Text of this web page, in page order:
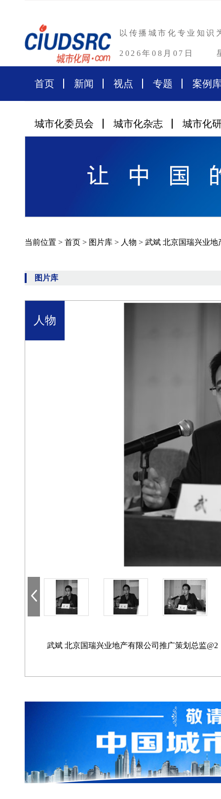
以传播城市化专业知识
2026年08月07日
首页 新闻 视点 专题 案例
城市化委员会 城市化杂志 城市化
当前位置 > 首页 > 图片库 > 人物 > 武斌 北京国瑞兴业
图片库
人物
武斌 北京国瑞兴业地产有限公司推广策划总监@2